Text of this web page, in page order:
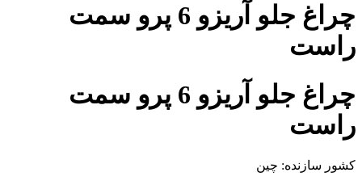
چراغ جلو آریزو 6 پرو سمت
راست
چراغ جلو آریزو 6 پرو سمت
راست
کشور سازنده: چین